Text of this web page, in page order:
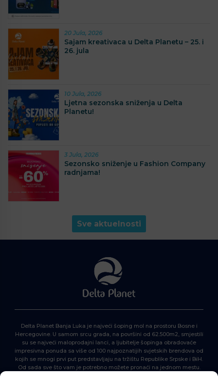
20 Jula, 2026
Sajam kreativaca u Delta Planetu – 25. i
26. jula
10 Jula, 2026
Ljetna sezonska sniženja u Delta
Planetu!
3 Jula, 2026
Sezonsko sniženje u Fashion Company
radnjama!
Sve aktuelnosti
Delta Planet Banja Luka je najveći šoping mol na prostoru Bosne i
Hercegovine. U samom srcu grada, na površini od 62.500m2, smjestili
su se najveći maloprodajni lanci, a ljubitelje šopinga obradovaće
impresivna ponuda sa više od 100 najpoznatijih svjetskih brendova od
kojih se mnogi prvi put predstavljaju na tržištu Republike Srpske i BiH.
Od sada sve što vam je potrebno možete pronaći na jednom mestu.